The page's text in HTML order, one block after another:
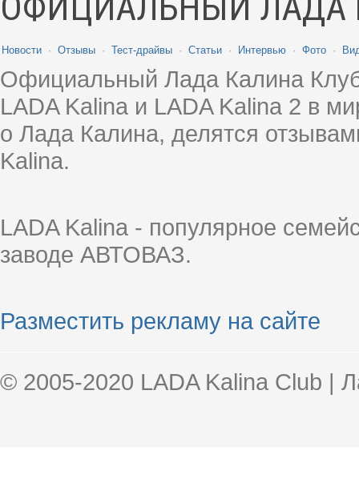
Новости · Отзывы · Тест-драйвы · Статьи · Интервью · Фото ·
Официальный Лада Калина
LADA Kalina и LADA Kalina 2 в
о Лада Калина, делятся
Kalina.
LADA Kalina - популярное
заводе АВТОВАЗ.
Разместить рекламу на сайте
© 2005-2020 LADA Kalina Club |